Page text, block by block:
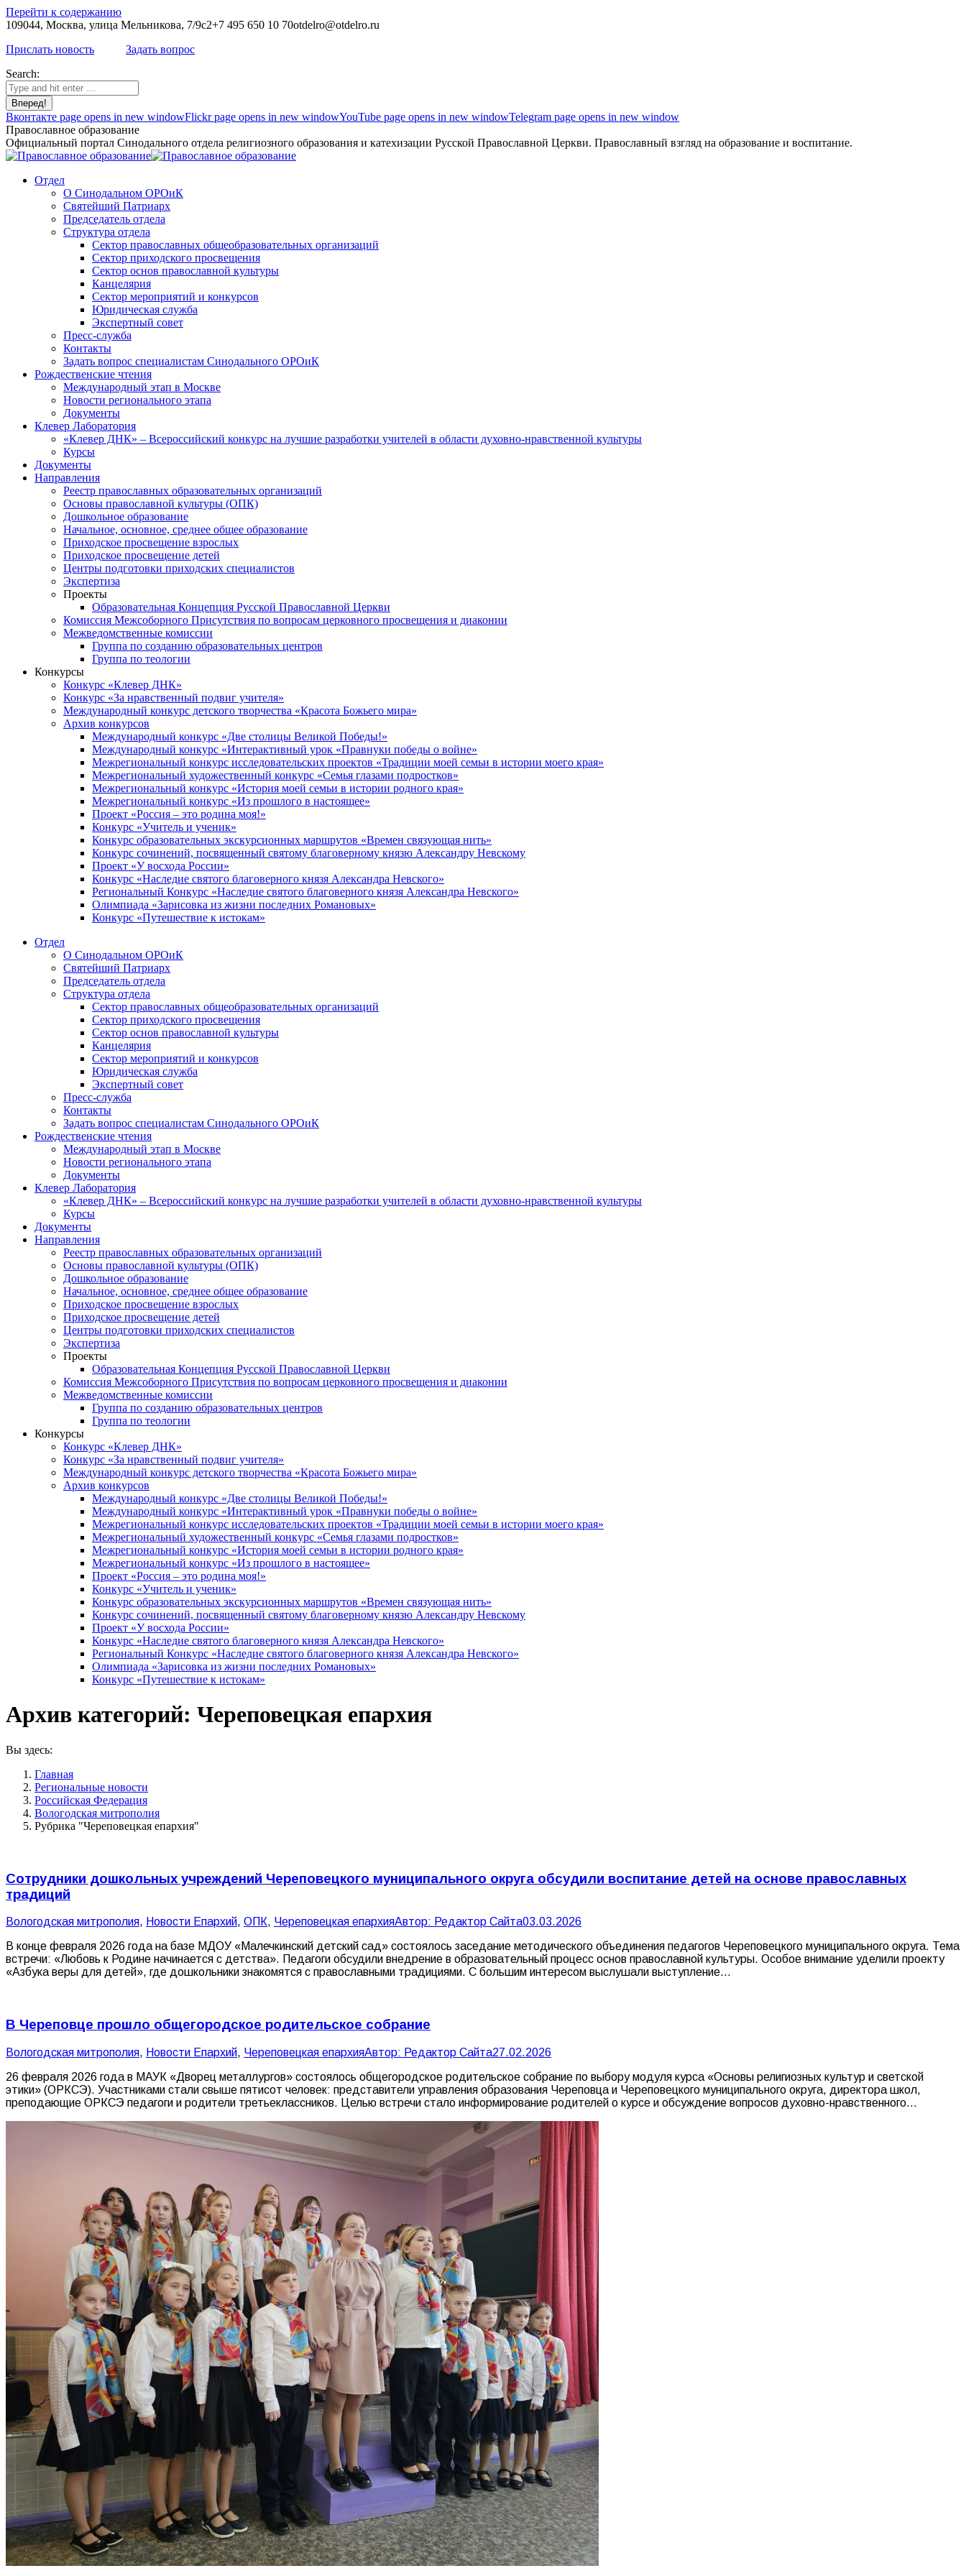
Перейти к содержанию
109044, Москва, улица Мельникова, 7/9с2+7 495 650 10 70otdelro@otdelro.ru
Прислать новость
Задать вопрос
Search:
Вконтакте page opens in new windowFlickr page opens in new windowYouTube page opens in new windowTelegram page opens in new window
Православное образование
Официальный портал Синодального отдела религиозного образования и катехизации Русской Православной Церкви. Православный взгляд на образование и воспитание.
Отдел
О Синодальном ОРОиК
Святейший Патриарх
Председатель отдела
Структура отдела
Сектор православных общеобразовательных организаций
Сектор приходского просвещения
Сектор основ православной культуры
Канцелярия
Сектор мероприятий и конкурсов
Юридическая служба
Экспертный совет
Пресс-служба
Контакты
Задать вопрос специалистам Синодального ОРОиК
Рождественские чтения
Международный этап в Москве
Новости регионального этапа
Документы
Клевер Лаборатория
«Клевер ДНК» – Всероссийский конкурс на лучшие разработки учителей в области духовно-нравственной культуры
Курсы
Документы
Направления
Реестр православных образовательных организаций
Основы православной культуры (ОПК)
Дошкольное образование
Начальное, основное, среднее общее образование
Приходское просвещение взрослых
Приходское просвещение детей
Центры подготовки приходских специалистов
Экспертиза
Проекты
Образовательная Концепция Русской Православной Церкви
Комиссия Межсоборного Присутствия по вопросам церковного просвещения и диаконии
Межведомственные комиссии
Группа по созданию образовательных центров
Группа по теологии
Конкурсы
Конкурс «Клевер ДНК»
Конкурс «За нравственный подвиг учителя»
Международный конкурс детского творчества «Красота Божьего мира»
Архив конкурсов
Международный конкурс «Две столицы Великой Победы!»
Международный конкурс «Интерактивный урок «Правнуки победы о войне»
Межрегиональный конкурс исследовательских проектов «Традиции моей семьи в истории моего края»
Межрегиональный художественный конкурс «Семья глазами подростков»
Межрегиональный конкурс «История моей семьи в истории родного края»
Межрегиональный конкурс «Из прошлого в настоящее»
Проект «Россия – это родина моя!»
Конкурс «Учитель и ученик»
Конкурс образовательных экскурсионных маршрутов «Времен связующая нить»
Конкурс сочинений, посвященный святому благоверному князю Александру Невскому
Проект «У восхода России»
Конкурс «Наследие святого благоверного князя Александра Невского»
Региональный Конкурс «Наследие святого благоверного князя Александра Невского»
Олимпиада «Зарисовка из жизни последних Романовых»
Конкурс «Путешествие к истокам»
Отдел
О Синодальном ОРОиК
Святейший Патриарх
Председатель отдела
Структура отдела
Сектор православных общеобразовательных организаций
Сектор приходского просвещения
Сектор основ православной культуры
Канцелярия
Сектор мероприятий и конкурсов
Юридическая служба
Экспертный совет
Пресс-служба
Контакты
Задать вопрос специалистам Синодального ОРОиК
Рождественские чтения
Международный этап в Москве
Новости регионального этапа
Документы
Клевер Лаборатория
«Клевер ДНК» – Всероссийский конкурс на лучшие разработки учителей в области духовно-нравственной культуры
Курсы
Документы
Направления
Реестр православных образовательных организаций
Основы православной культуры (ОПК)
Дошкольное образование
Начальное, основное, среднее общее образование
Приходское просвещение взрослых
Приходское просвещение детей
Центры подготовки приходских специалистов
Экспертиза
Проекты
Образовательная Концепция Русской Православной Церкви
Комиссия Межсоборного Присутствия по вопросам церковного просвещения и диаконии
Межведомственные комиссии
Группа по созданию образовательных центров
Группа по теологии
Конкурсы
Конкурс «Клевер ДНК»
Конкурс «За нравственный подвиг учителя»
Международный конкурс детского творчества «Красота Божьего мира»
Архив конкурсов
Международный конкурс «Две столицы Великой Победы!»
Международный конкурс «Интерактивный урок «Правнуки победы о войне»
Межрегиональный конкурс исследовательских проектов «Традиции моей семьи в истории моего края»
Межрегиональный художественный конкурс «Семья глазами подростков»
Межрегиональный конкурс «История моей семьи в истории родного края»
Межрегиональный конкурс «Из прошлого в настоящее»
Проект «Россия – это родина моя!»
Конкурс «Учитель и ученик»
Конкурс образовательных экскурсионных маршрутов «Времен связующая нить»
Конкурс сочинений, посвященный святому благоверному князю Александру Невскому
Проект «У восхода России»
Конкурс «Наследие святого благоверного князя Александра Невского»
Региональный Конкурс «Наследие святого благоверного князя Александра Невского»
Олимпиада «Зарисовка из жизни последних Романовых»
Конкурс «Путешествие к истокам»
Архив категорий: Череповецкая епархия
Вы здесь:
Главная
Pегиональные новости
Российская Федерация
Вологодская митрополия
Рубрика "Череповецкая епархия"
Сотрудники дошкольных учреждений Череповецкого муниципального округа обсудили воспитание детей на основе православных
традиций
Вологодская митрополия, Новости Епархий, ОПК, Череповецкая епархияАвтор: Редактор Сайта03.03.2026
В конце февраля 2026 года на базе МДОУ «Малечкинский детский сад» состоялось заседание методического объединения педагогов Череповецкого муниципального округа. Тема
встречи: «Любовь к Родине начинается с детства». Педагоги обсудили внедрение в образовательный процесс основ православной культуры. Особое внимание уделили проекту
«Азбука веры для детей», где дошкольники знакомятся с православными традициями. С большим интересом выслушали выступление…
В Череповце прошло общегородское родительское собрание
Вологодская митрополия, Новости Епархий, Череповецкая епархияАвтор: Редактор Сайта27.02.2026
26 февраля 2026 года в МАУК «Дворец металлургов» состоялось общегородское родительское собрание по выбору модуля курса «Основы религиозных культур и светской
этики» (ОРКСЭ). Участниками стали свыше пятисот человек: представители управления образования Череповца и Череповецкого муниципального округа, директора школ,
преподающие ОРКСЭ педагоги и родители третьеклассников. Целью встречи стало информирование родителей о курсе и обсуждение вопросов духовно-нравственного…